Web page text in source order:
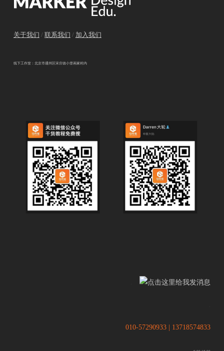
关于我们 / 联系我们 / 加入我们
线下工作室：北京市通州区宋庄镇小堡画家村内
010-57290933 | 13718574833